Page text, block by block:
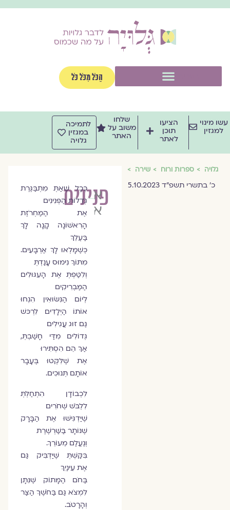
הַכֹּל מִכֹּל כֹּל
מינוי
למגזין
הציעו
תוכן
לאתר
שלחו
משוב על
האתר
לתמיכה
במגזין
גלויה
גלויה ספרות ורוח שירה
כ׳ בתשרי תשפ״ד 5.10.2023 פנינים
אילה
אלבאז
כְּכָל שֶׁאַתְּ מִתְבַּגֶּרֶת
גְּדֵלוֹת הַפְּנִינִים
אֶת הַמַּחְרֹזֶת
הָרִאשׁוֹנָה קָנָה לָךְ
בַּעְלֵךְ
כְּשֶׁמָּלְאוּ לָךְ אַרְבָּעִים.
מִתּוֹךְ נִימוּס עָנַדְתְּ
וְלִטַּפְתְּ אֶת הָעִגּוּלִים
הַמַּבְרִיקִים
לְיוֹם הַנִּשּׂוּאִין הִנְחוּ
אוֹתוֹ הַיְלָדִים לִרְכּשׁ
גַּם זוּג עֲגִילִים
גְּדוֹלִים מִדַּי חָשַׁבְתְּ,
אַךְ הֵם הִסְתִּירוּ
אֶת שֶׁלִּקְּטוּ בֶּעָבָר
אוֹתָם תְּנוּכִים.
לִכְבוֹדָן הִתְחַלְתְּ
לִלְבֹּשׁ שְׁחֹרִים
שֶׁיַּדְגִּישׁוּ אֶת הַבָּרָק
שֶׁנּוֹתָר בַּשַּׁרְשֶׁרֶת
וְנֶעֱלַם מֵעוֹרֵךְ.
בִּקַּשְׁתְּ שֶׁיַּדְבִּיק גַּם
אֶת עֵינַיִךְ
בַּחֹם הַמָּתוֹק שֶׁנִּתָּן
לִמְצֹא גַּם בַּחֹשֶׁךְ הַצַּר
וְהָרָטֹב.